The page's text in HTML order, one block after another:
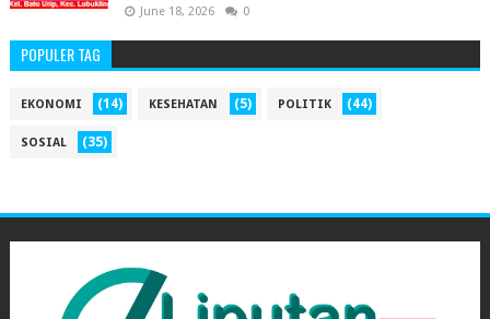
June 18, 2026 0
POPULER TAG
EKONOMI (14) KESEHATAN (5) POLITIK (44)
SOSIAL (35)